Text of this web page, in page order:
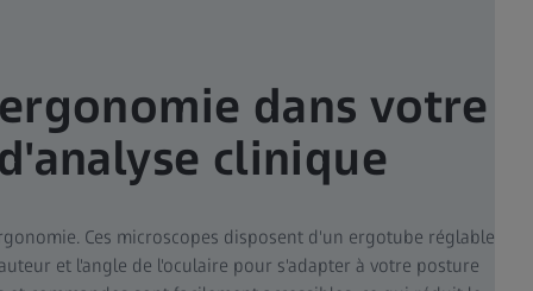
dans votre
clinique
Ces microscopes disposent d'un ergotube réglable
et l'angle de l'oculaire pour s'adapter à votre posture